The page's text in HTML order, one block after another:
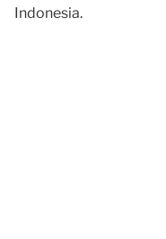
Indonesia.